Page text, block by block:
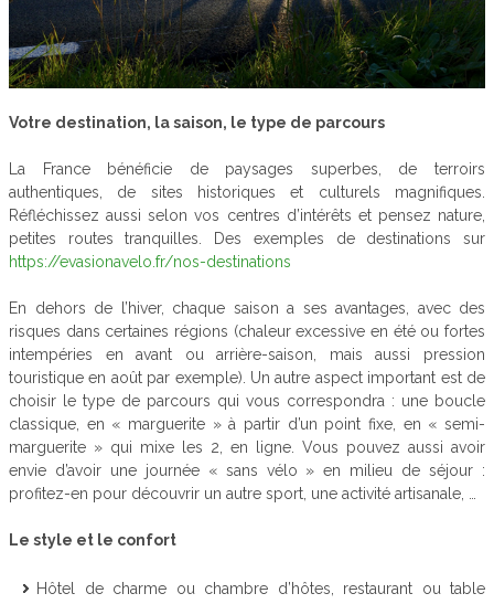
Votre destination, la saison, le type de parcours
La France bénéficie de paysages superbes, de terroirs
authentiques, de sites historiques et culturels magnifiques.
Réfléchissez aussi selon vos centres d’intérêts et pensez nature,
petites routes tranquilles. Des exemples de destinations sur
https://evasionavelo.fr/nos-destinations
En dehors de l’hiver, chaque saison a ses avantages, avec des
risques dans certaines régions (chaleur excessive en été ou fortes
intempéries en avant ou arrière-saison, mais aussi pression
touristique en août par exemple). Un autre aspect important est de
choisir le type de parcours qui vous correspondra : une boucle
classique, en « marguerite » à partir d’un point fixe, en « semi-
marguerite » qui mixe les 2, en ligne. Vous pouvez aussi avoir
envie d’avoir une journée « sans vélo » en milieu de séjour :
profitez-en pour découvrir un autre sport, une activité artisanale, …
Le style et le confort
Hôtel de charme ou chambre d’hôtes, restaurant ou table